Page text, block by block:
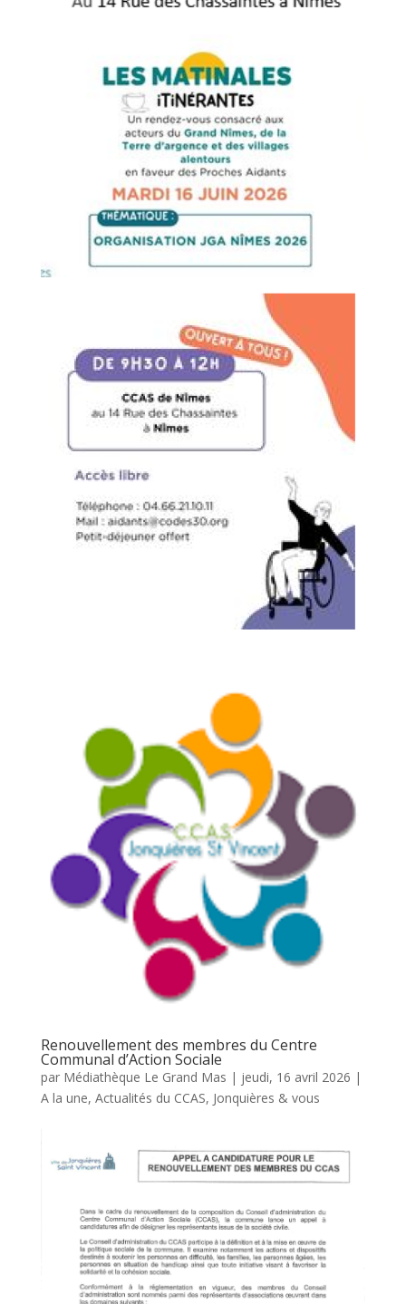
Renouvellement des membres du Centre
Communal d’Action Sociale
par Médiathèque Le Grand Mas | jeudi, 16 avril 2026 |
A la une, Actualités du CCAS, Jonquières & vous